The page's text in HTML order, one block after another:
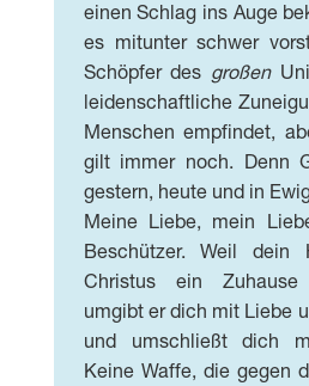
einen Schlag ins Auge
es mitunter schwer
Schöpfer des großen
leidenschaftliche
Menschen empfindet,
gilt immer noch. Denn
gestern, heute und in
Meine Liebe, mein
Beschützer. Weil dein
Christus ein
umgibt er dich mit Liebe
und umschließt dich
Keine Waffe, die gegen